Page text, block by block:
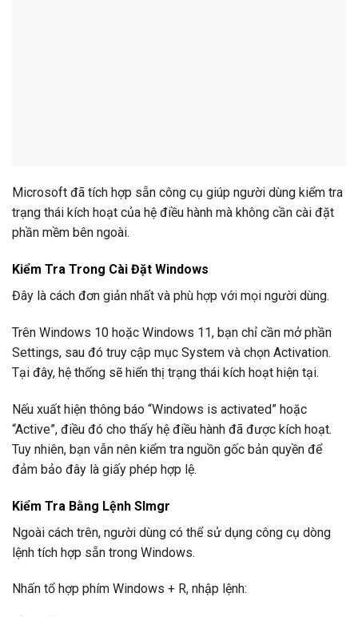
Microsoft đã tích hợp sẵn công cụ giúp người dùng kiểm tra
trạng thái kích hoạt của hệ điều hành mà không cần cài đặt
phần mềm bên ngoài.
Kiểm Tra Trong Cài Đặt Windows
Đây là cách đơn giản nhất và phù hợp với mọi người dùng.
Trên Windows 10 hoặc Windows 11, bạn chỉ cần mở phần
Settings, sau đó truy cập mục System và chọn Activation.
Tại đây, hệ thống sẽ hiển thị trạng thái kích hoạt hiện tại.
Nếu xuất hiện thông báo “Windows is activated” hoặc
“Active”, điều đó cho thấy hệ điều hành đã được kích hoạt.
Tuy nhiên, bạn vẫn nên kiểm tra nguồn gốc bản quyền để
đảm bảo đây là giấy phép hợp lệ.
Kiểm Tra Bằng Lệnh Slmgr
Ngoài cách trên, người dùng có thể sử dụng công cụ dòng
lệnh tích hợp sẵn trong Windows.
Nhấn tổ hợp phím Windows + R, nhập lệnh: